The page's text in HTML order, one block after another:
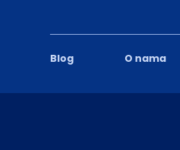
Blog O nama